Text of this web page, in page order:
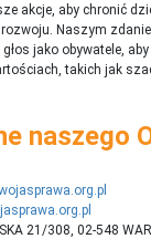
akcje, aby chronić
Naszym
jako obywatele,
takich jak
naszego
21/308, 02-548